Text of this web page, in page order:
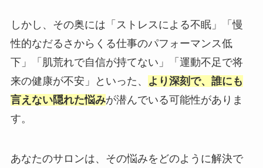
しかし、その奥には「ストレスによる不眠」「慢
性的なだるさからくる仕事のパフォーマンス低
下」「肌荒れで自信が持てない」「運動不足で将
来の健康が不安」といった、
より深刻で、誰にも
言えない隠れた悩みが潜んでいる可能性がありま
す。
あなたのサロンは、その悩みをどのように解決で